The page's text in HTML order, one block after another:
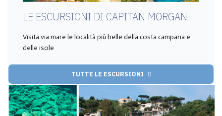
LE ESCURSIONI DI CAPITAN MORGAN
Visita via mare le località più belle della costa campana e
delle isole
TUTTE LE ESCURSIONI